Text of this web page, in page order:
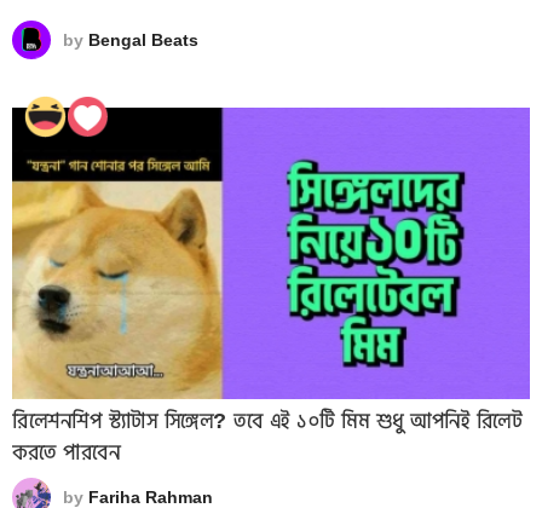
by Bengal Beats
রিলেশনশিপ স্ট্যাটাস সিঙ্গেল? তবে এই ১০টি মিম শুধু আপনিই রিলেট
করতে পারবেন
by Fariha Rahman